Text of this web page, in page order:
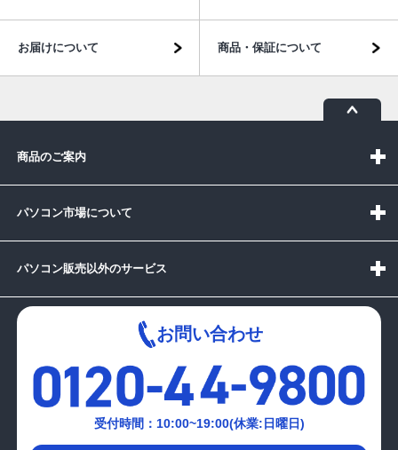
お届けについて 商品・保証について
商品のご案内
パソコン市場について
パソコン販売以外のサービス
お問い合わせ
受付時間：10:00~19:00(休業:日曜日)